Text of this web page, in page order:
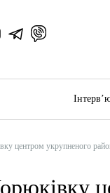
центром укрупненого